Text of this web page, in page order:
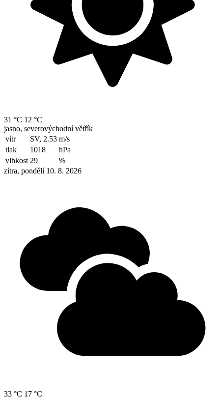
31 °C 12 °C
jasno, severovýchodní větřík
vítr
SV, 2.53 m/s
tlak
1018
hPa
vlhkost 29
%
zítra, pondělí 10. 8. 2026
33 °C 17 °C